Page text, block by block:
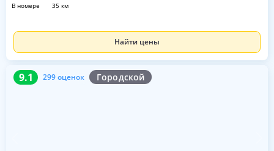
в номере 35 км
Найти цены
9.1 299 оценок Городской
9.1 299 оценок